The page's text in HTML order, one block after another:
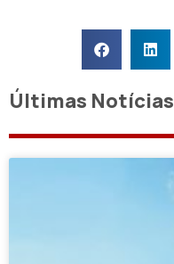
Últimas Notícias